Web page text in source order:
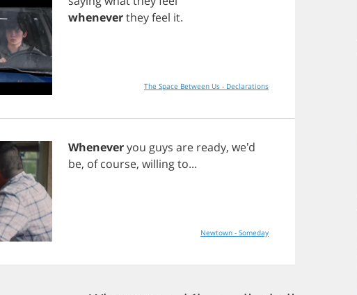
whenevertheyfeel it.
The Space Between Us - Declarations
Wheneveryou guys are ready, we'd
be, of course, willingto...
Newtown - Someday